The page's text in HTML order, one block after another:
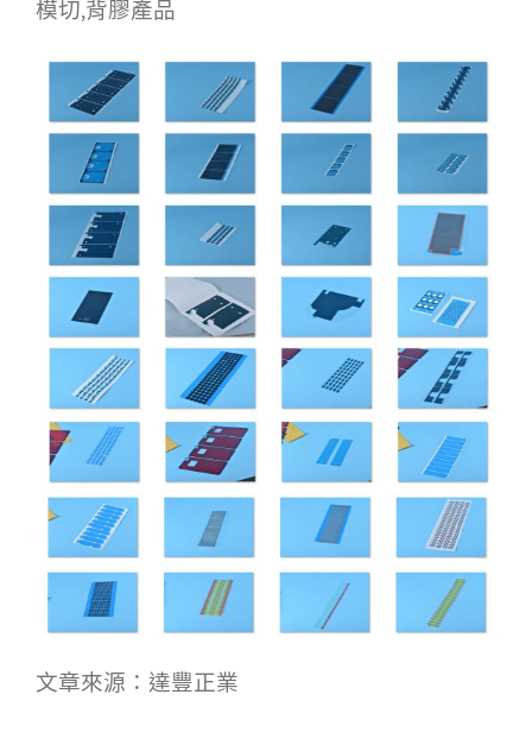
模切,背膠產品
文章來源：達豐正業